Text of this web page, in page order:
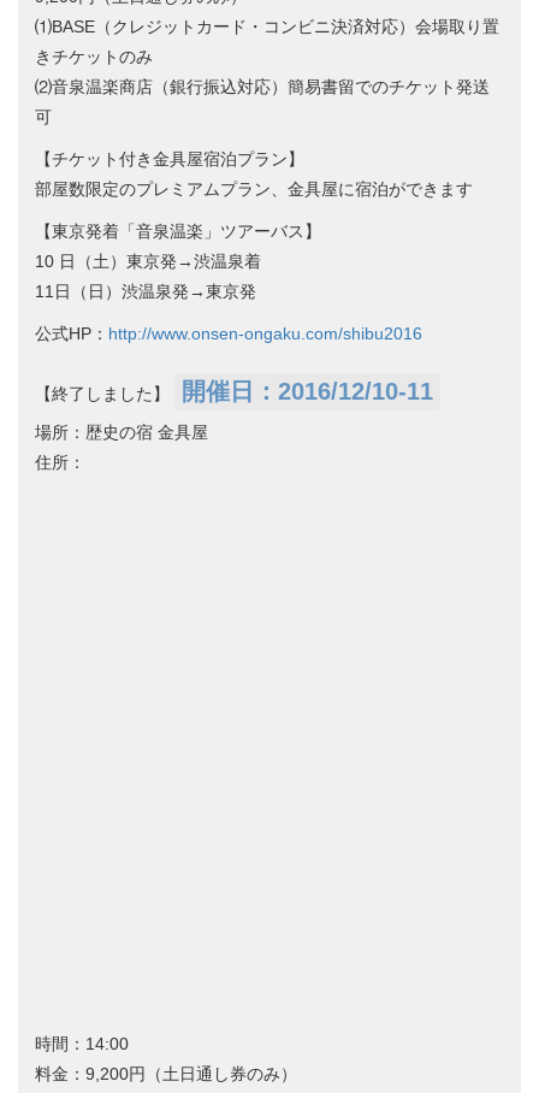
⑴BASE（クレジットカード・コンビニ決済対応）会場取り置
きチケットのみ
⑵音泉温楽商店（銀行振込対応）簡易書留でのチケット発送
可
【チケット付き金具屋宿泊プラン】
部屋数限定のプレミアムプラン、金具屋に宿泊ができます
【​東京発着「音泉温楽」ツアーバス】
10 日（土）東京発→渋温泉着
11日（日）渋温泉発→東京発
公式HP： http://www.onsen-ongaku.com/shibu2016
【終了しました】 開催日：2016/12/10-11
場所：歴史の宿 金具屋
住所：
時間：14:00
料金：9,200円（土日通し券のみ）